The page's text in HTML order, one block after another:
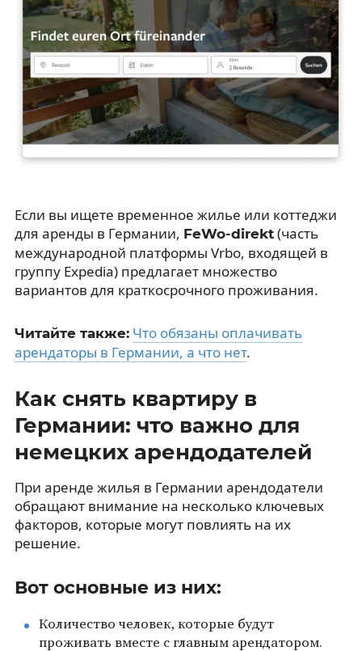
Если вы ищете временное жилье или коттеджи
для аренды в Германии, FeWo-direkt(часть
международной платформы Vrbo, входящей в
группу Expedia) предлагает множество
вариантов для краткосрочного проживания.
Читайте также: Что обязаны оплачивать
арендаторы в Германии, а что нет.
Как снять квартиру в
Германии: что важно для
немецких арендодателей
При аренде жилья в Германии арендодатели
обращают внимание на несколько ключевых
факторов, которые могут повлиять на их
решение.
Вот основные из них:
Количество человек, которые будут
проживать вместе с главным арендатором.